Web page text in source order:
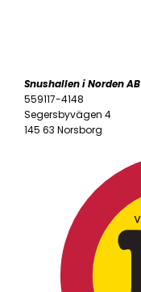
Snushallen i Norden AB
559117-4148
Segersbyvägen 4
145 63 Norsborg